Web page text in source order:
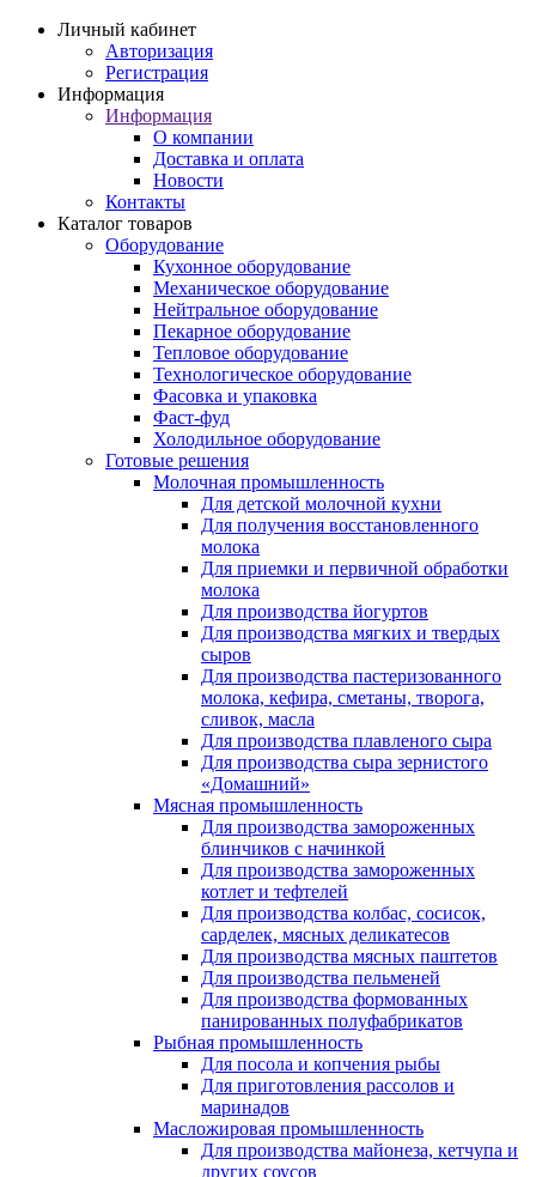
Личный кабинет
Авторизация
Регистрация
Информация
Информация
О компании
Доставка и оплата
Новости
Контакты
Каталог товаров
Оборудование
Кухонное оборудование
Механическое оборудование
Нейтральное оборудование
Пекарное оборудование
Тепловое оборудование
Технологическое оборудование
Фасовка и упаковка
Фаст-фуд
Холодильное оборудование
Готовые решения
Молочная промышленность
Для детской молочной кухни
Для получения восстановленного
молока
Для приемки и первичной обработки
молока
Для производства йогуртов
Для производства мягких и твердых
сыров
Для производства пастеризованного
молока, кефира, сметаны, творога,
сливок, масла
Для производства плавленого сыра
Для производства сыра зернистого
«Домашний»
Мясная промышленность
Для производства замороженных
блинчиков с начинкой
Для производства замороженных
котлет и тефтелей
Для производства колбас, сосисок,
сарделек, мясных деликатесов
Для производства мясных паштетов
Для производства пельменей
Для производства формованных
панированных полуфабрикатов
Рыбная промышленность
Для посола и копчения рыбы
Для приготовления рассолов и
маринадов
Масложировая промышленность
Для производства майонеза, кетчупа и
других соусов